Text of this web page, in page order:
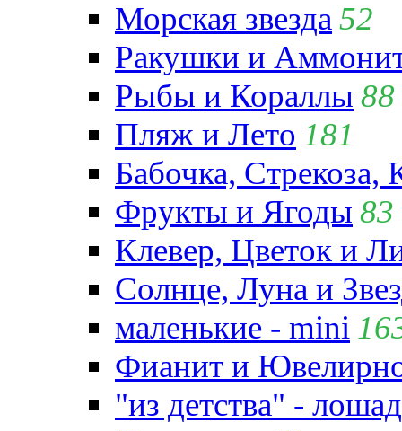
Морская звезда 52
Ракушки и
Рыбы и Кораллы 88
Пляж и Лето 181
Бабочка,
Фрукты и Ягоды 83
Клевер, Цветок и
Солнце, Луна и
маленькие - mini
Фианит и
"из детства" -